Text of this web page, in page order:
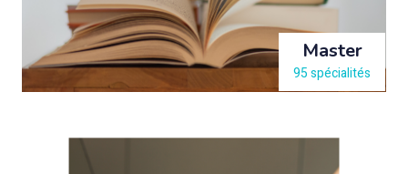
Master
95 spécialités